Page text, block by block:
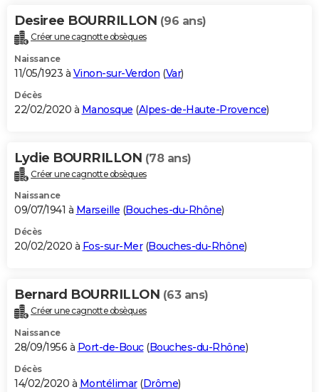
Desiree BOURRILLON (96 ans)
Créer une cagnotte obsèques
Naissance
11/05/1923 à Vinon-sur-Verdon (Var)
Décès
22/02/2020 à Manosque (Alpes-de-Haute-Provence)
Lydie BOURRILLON (78 ans)
Créer une cagnotte obsèques
Naissance
09/07/1941 à Marseille (Bouches-du-Rhône)
Décès
20/02/2020 à Fos-sur-Mer(Bouches-du-Rhône)
Bernard BOURRILLON (63 ans)
Créer une cagnotte obsèques
Naissance
28/09/1956 à Port-de-Bouc(Bouches-du-Rhône)
Décès
14/02/2020 à Montélimar(Drôme)